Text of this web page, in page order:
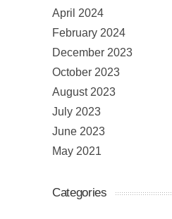
April 2024
February 2024
December 2023
October 2023
August 2023
July 2023
June 2023
May 2021
Categories